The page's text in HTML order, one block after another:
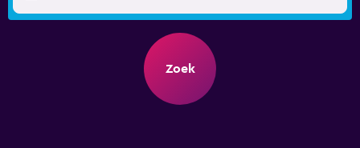
Zoek